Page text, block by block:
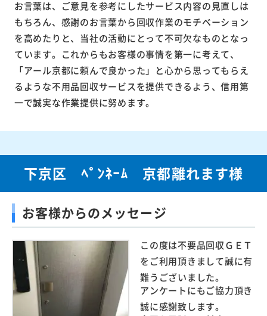
お言葉は、ご意見を参考にしたサービス内容の見直しは
もちろん、感謝のお言葉から回収作業のモチベーション
を高めたりと、当社の活動にとって不可欠なものとなっ
ています。これからもお客様の事情を第一に考えて、
「アール京都に頼んで良かった」と心から思ってもらえ
るような不用品回収サービスを提供できるよう、信用第
一で誠実な作業提供に努めます。
下京区 ﾍﾟﾝﾈｰﾑ 京都離れます様
お客様からのメッセージ
この度は不要品回収ＧＥＴ
をご利用頂きまして誠に有
難うございました。
アンケートにもご協力頂き
誠に感謝致します。